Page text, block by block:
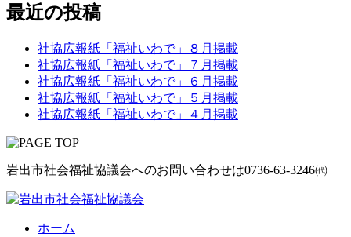
最近の投稿
社協広報紙「福祉いわで」８月掲載
社協広報紙「福祉いわで」７月掲載
社協広報紙「福祉いわで」６月掲載
社協広報紙「福祉いわで」５月掲載
社協広報紙「福祉いわで」４月掲載
岩出市社会福祉協議会へのお問い合わせは0736-63-3246㈹
ホーム